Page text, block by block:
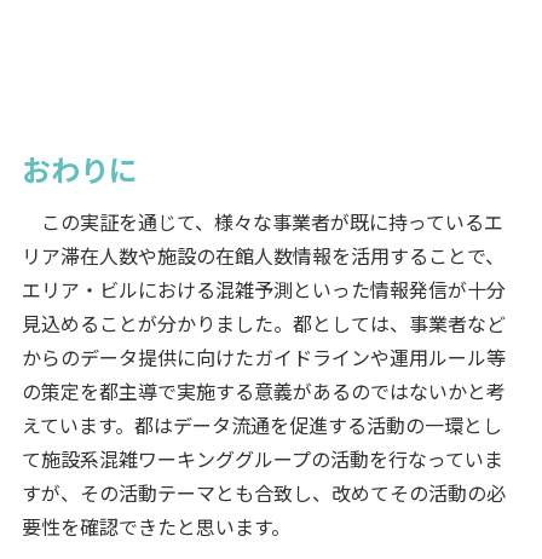
おわりに
この実証を通じて、様々な事業者が既に持っているエ
リア滞在人数や施設の在館人数情報を活用することで、
エリア・ビルにおける混雑予測といった情報発信が十分
見込めることが分かりました。都としては、事業者など
からのデータ提供に向けたガイドラインや運用ルール等
の策定を都主導で実施する意義があるのではないかと考
えています。都はデータ流通を促進する活動の一環とし
て施設系混雑ワーキンググループの活動を行なっていま
すが、その活動テーマとも合致し、改めてその活動の必
要性を確認できたと思います。